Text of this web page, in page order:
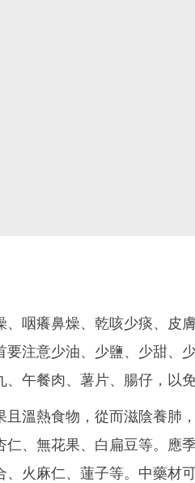
、咽癢鼻燥、乾咳少痰、皮
要注意少油、少鹽、少甜、
午餐肉、薯片、腸仔，以
且溫熱食物，從而滋陰養肺
仁、無花果、白扁豆等。應
、火麻仁、蓮子等。中藥材